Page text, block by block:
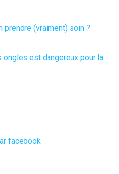
prendre (vraiment) soin ?
ongles est dangereux pour la
facebook